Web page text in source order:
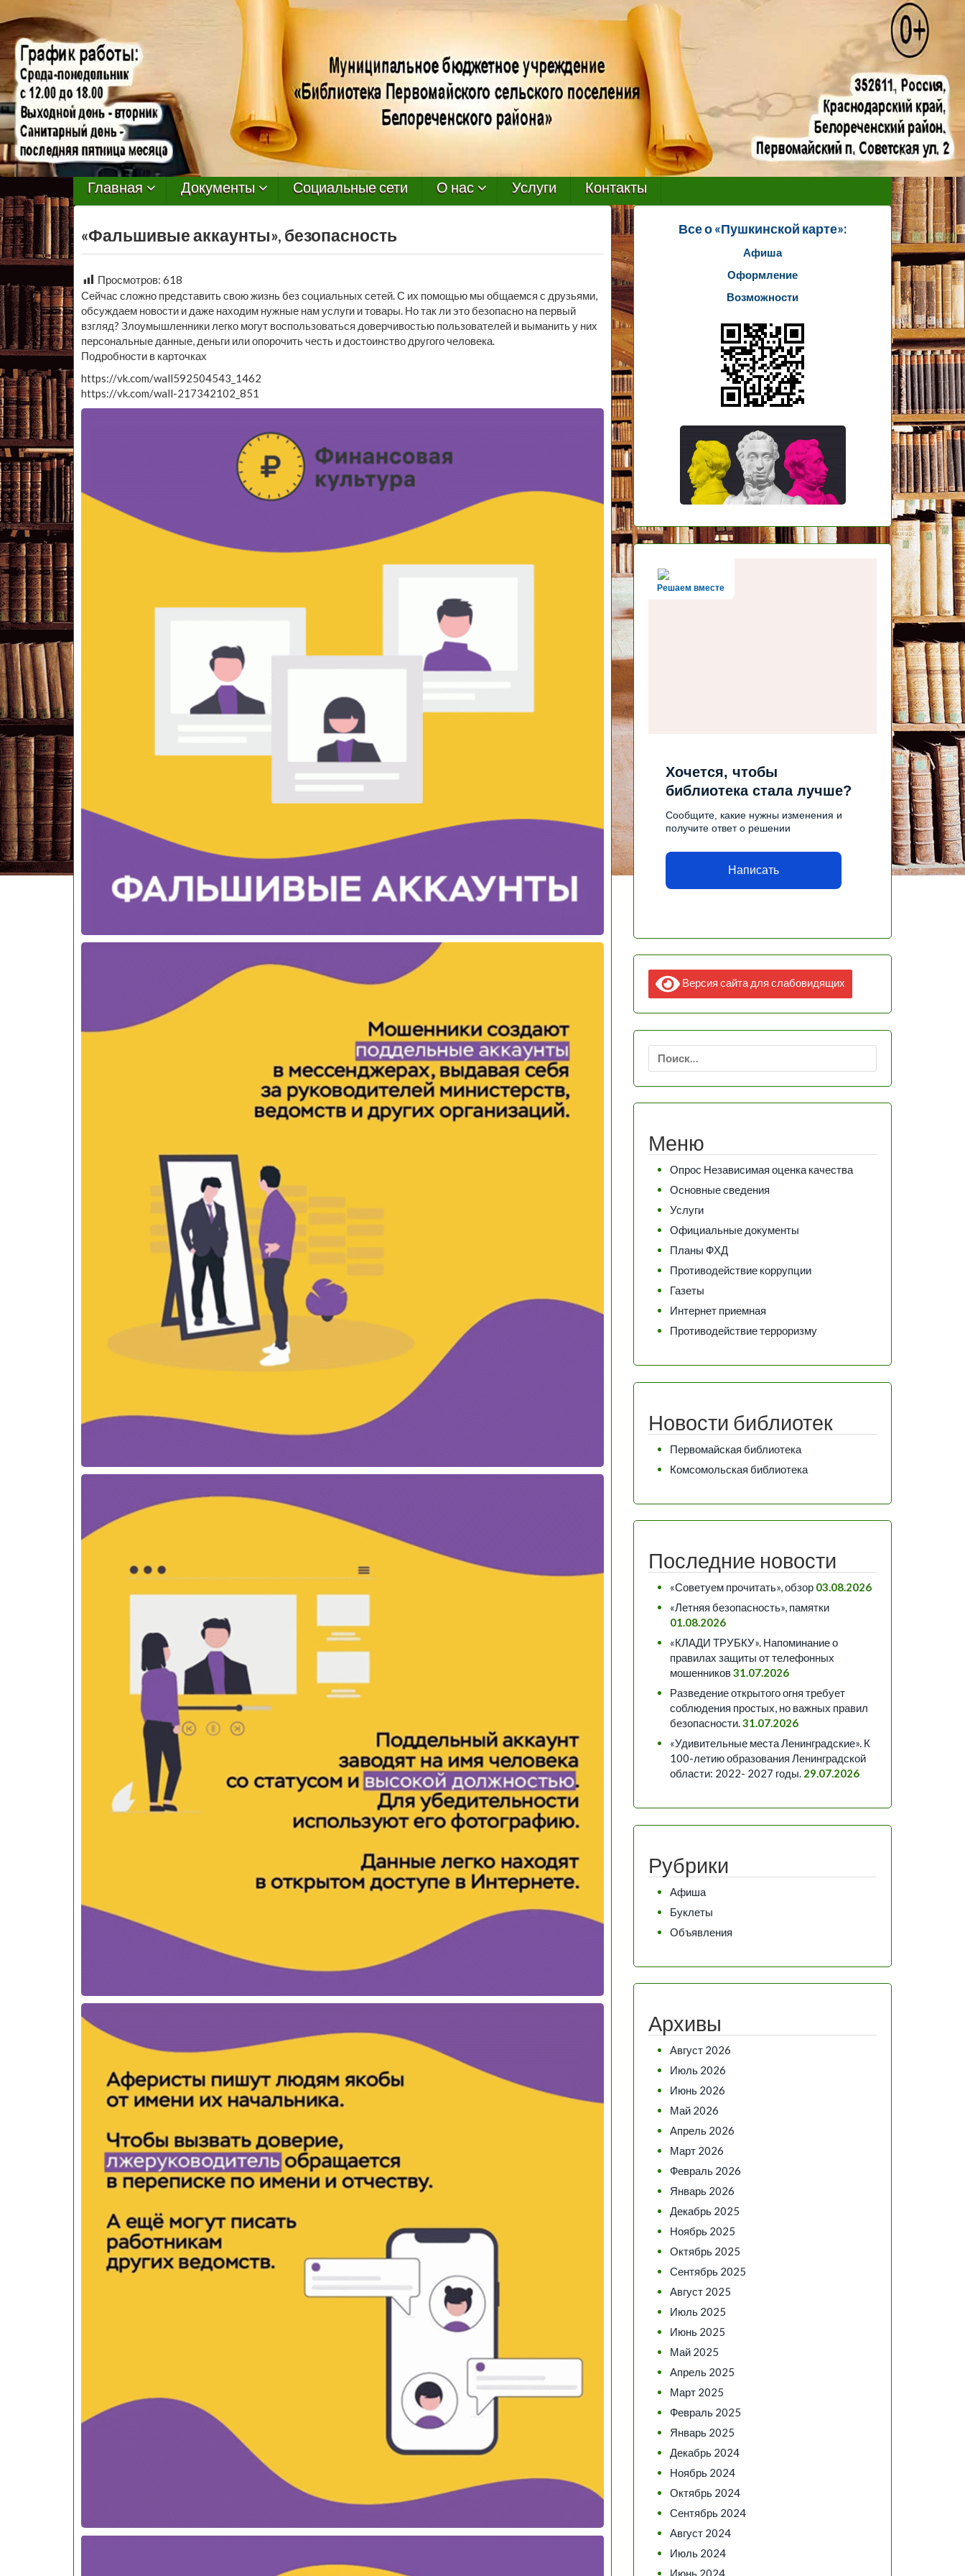
МБУ
Библиотека
Первомайского
Сельского
Поселения
Главная Документы Социальные сети О нас Услуги Контакты
«Фальшивые аккаунты», безопасность
Просмотров: 618
Сейчас сложно представить свою жизнь без социальных сетей. С их помощью мы общаемся с друзьями,
обсуждаем новости и даже находим нужные нам услуги и товары. Но так ли это безопасно на первый
взгляд? Злоумышленники легко могут воспользоваться доверчивостью пользователей и выманить у них
персональные данные, деньги или опорочить честь и достоинство другого человека.
Подробности в карточках
https://vk.com/wall592504543_1462
https://vk.com/wall-217342102_851
Все о «Пушкинской карте»:
Афиша
Оформление
Возможности
Решаем вместе
Хочется, чтобы
библиотека стала лучше?
Сообщите, какие нужны изменения и
получите ответ о решении
Написать
Версия сайта для слабовидящих
Найти:
Меню
Опрос Независимая оценка качества
Основные сведения
Услуги
Официальные документы
Планы ФХД
Противодействие коррупции
Газеты
Интернет приемная
Противодействие терроризму
Новости библиотек
Первомайская библиотека
Комсомольская библиотека
Последние новости
«Советуем прочитать», обзор 03.08.2026
«Летняя безопасность», памятки
01.08.2026
«КЛАДИ ТРУБКУ». Напоминание о
правилах защиты от телефонных
мошенников31.07.2026
Разведение открытого огня требует
соблюдения простых, но важных правил
безопасности.31.07.2026
«Удивительные места Ленинградские». К
100-летию образования Ленинградской
области: 2022- 2027 годы. 29.07.2026
Рубрики
Афиша
Буклеты
Объявления
Архивы
Август 2026
Июль 2026
Июнь 2026
Май 2026
Апрель 2026
Март 2026
Февраль 2026
Январь 2026
Декабрь 2025
Ноябрь 2025
Октябрь 2025
Сентябрь 2025
Август 2025
Июль 2025
Июнь 2025
Май 2025
Апрель 2025
Март 2025
Февраль 2025
Январь 2025
Декабрь 2024
Ноябрь 2024
Октябрь 2024
Сентябрь 2024
Август 2024
Июль 2024
Июнь 2024